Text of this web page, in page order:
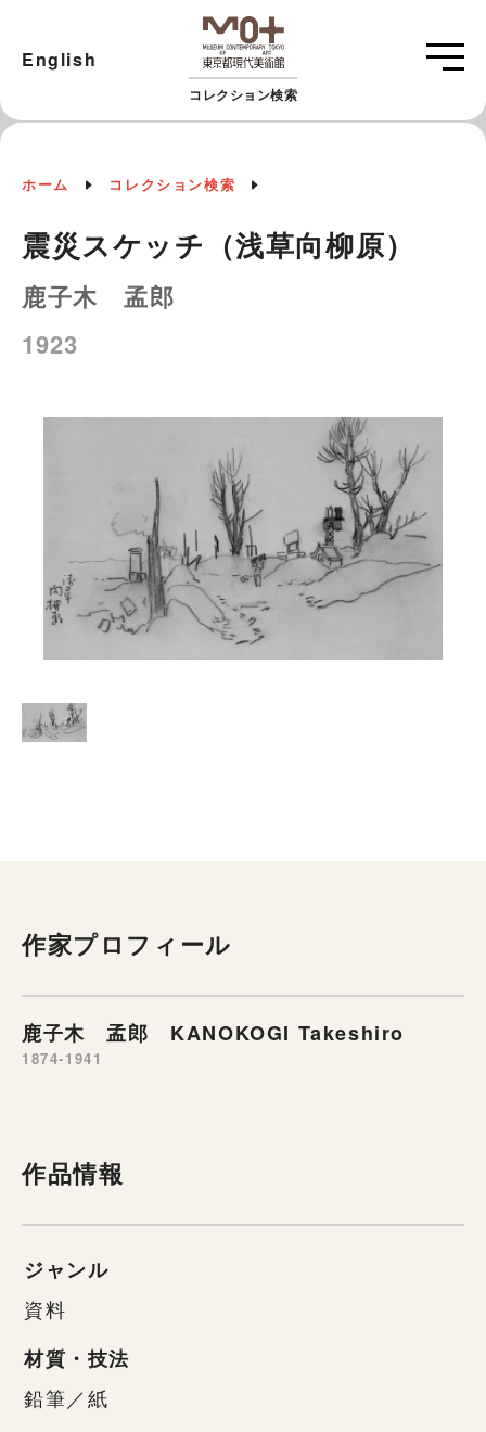
コレクション検索
English
ホーム コレクション検索
震災スケッチ（浅草向柳原）
鹿子木 孟郎
1923
作家プロフィール
鹿子木 孟郎 KANOKOGI Takeshiro
1874-1941
作品情報
ジャンル
資料
材質・技法
鉛筆／紙